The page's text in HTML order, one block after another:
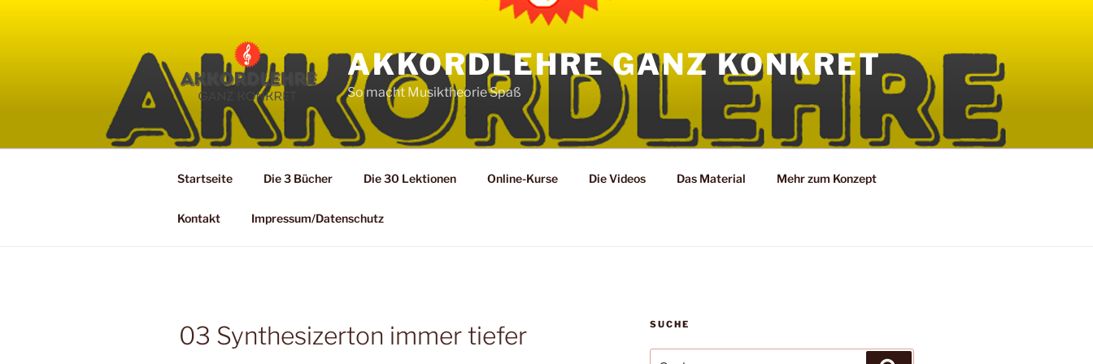
AKKORDLEHRE GANZ KONKRET
So macht Musiktheorie Spaß
Startseite Die 3 Bücher Die 30 Lektionen Online-Kurse Die Videos Das Material Mehr zum Konzept
Kontakt Impressum/Datenschutz
03 Synthesizerton immer tiefer SUCHE